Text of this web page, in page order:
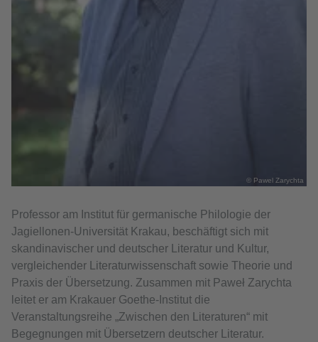
© Pawel Zarychta
Professor am Institut für germanische Philologie der
Jagiellonen-Universität Krakau, beschäftigt sich mit
skandinavischer und deutscher Literatur und Kultur,
vergleichender Literaturwissenschaft sowie Theorie und
Praxis der Übersetzung. Zusammen mit Paweł Zarychta
leitet er am Krakauer Goethe-Institut die
Veranstaltungsreihe „Zwischen den Literaturen“ mit
Begegnungen mit Übersetzern deutscher Literatur.